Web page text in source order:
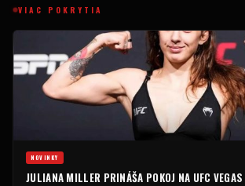
VIAC POKRYTIA
NOVINKY
JULIANA MILLER PRINÁŠA POKOJ NA UFC